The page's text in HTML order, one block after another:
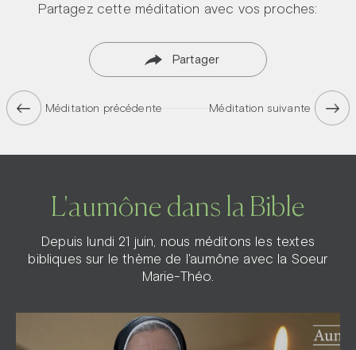
Partagez cette méditation avec vos proches:
Partager
Méditation précédente Méditation suivante
L'aumône dans la Bible
Depuis lundi 21 juin, nous méditons les textes
bibliques sur le thème de l'aumône avec la Soeur
Marie-Théo.